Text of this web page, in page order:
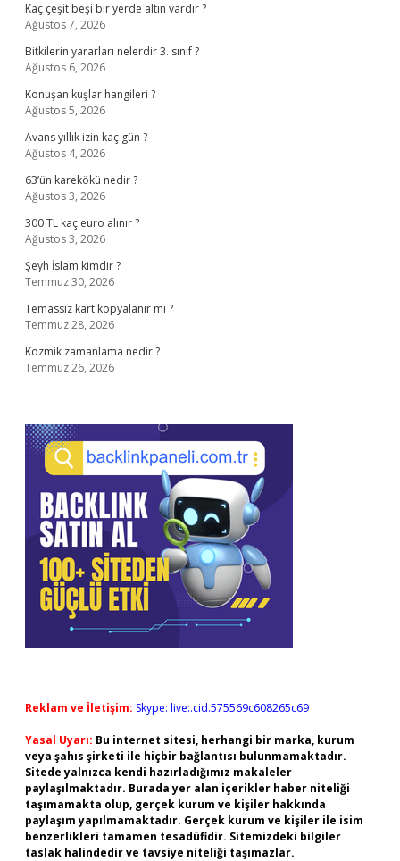
Kaç çeşit beşi bir yerde altın vardır ?
Ağustos 7, 2026
Bitkilerin yararları nelerdir 3. sınıf ?
Ağustos 6, 2026
Konuşan kuşlar hangileri ?
Ağustos 5, 2026
Avans yıllık izin kaç gün ?
Ağustos 4, 2026
63’ün karekökü nedir ?
Ağustos 3, 2026
300 TL kaç euro alınır ?
Ağustos 3, 2026
Şeyh İslam kimdir ?
Temmuz 30, 2026
Temassız kart kopyalanır mı ?
Temmuz 28, 2026
Kozmik zamanlama nedir ?
Temmuz 26, 2026
Reklam ve İletişim: Skype: live:.cid.575569c608265c69
Yasal Uyarı: Bu internet sitesi, herhangi bir marka, kurum
veya şahıs şirketi ile hiçbir bağlantısı bulunmamaktadır.
Sitede yalnızca kendi hazırladığımız makaleler
paylaşılmaktadır. Burada yer alan içerikler haber niteliği
taşımamakta olup, gerçek kurum ve kişiler hakkında
paylaşım yapılmamaktadır. Gerçek kurum ve kişiler ile isim
benzerlikleri tamamen tesadüfidir. Sitemizdeki bilgiler
taslak halindedir ve tavsiye niteliği taşımazlar.